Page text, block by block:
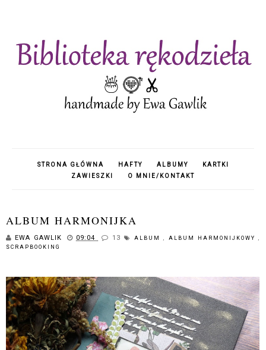
STRONA GŁÓWNA HAFTY ALBUMY
KARTKI
ZAWIESZKI
O MNIE/KONTAKT
ALBUM HARMONIJKA
EWA GAWLIK 09:04 13 ALBUM ALBUM HARMONIJKOWY
SCRAPBOOKING